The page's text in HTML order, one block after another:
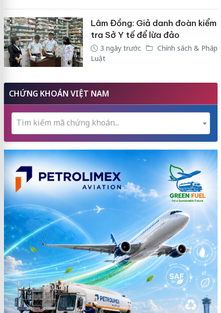
Lâm Đồng: Giả danh đoàn kiểm
tra Sở Y tế để lừa đảo
3 ngày trước
Chính sách & Pháp
Luật
CHỨNG KHOÁN VIỆT NAM
Tìm kiếm mã chứng khoán...